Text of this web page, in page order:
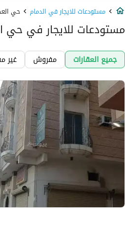
مستودعات للايجار في الدمام حي
مستودعات للايجار في حي
جميع العقارات مفروش غير